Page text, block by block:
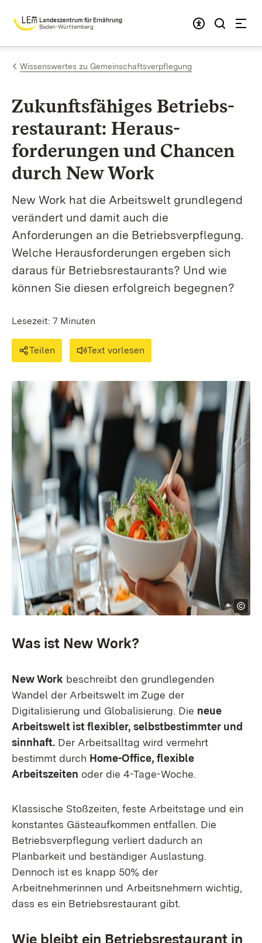
Zum Inhalt springen
Landeszentrum für Ernährung
Baden-Württemberg
Wissenswertes zu Gemeinschaftsverpflegung
Zukunftsfähiges Betriebs­
restau­rant: Heraus­
forderungen und Chancen
durch New Work
New Work hat die Arbeitswelt grundlegend
verändert und damit auch die
Anforderungen an die Betriebsverpflegung.
Welche Herausforderungen ergeben sich
daraus für Betriebsrestaurants? Und wie
können Sie diesen erfolgreich begegnen?
Lesezeit: 7 Minuten
Teilen Text vorlesen
Was ist New Work?
New Work beschreibt den grundlegenden
Wandel der Arbeitswelt im Zuge der
Digitalisierung und Globalisierung. Die neue
Arbeitswelt ist flexibler, selbstbestimmter und
sinnhaft. Der Arbeitsalltag wird vermehrt
bestimmt durch Home-Office, flexible
Arbeitszeiten oder die 4-Tage-Woche.
Klassische Stoßzeiten, feste Arbeitstage und ein
konstantes Gästeaufkommen entfallen. Die
Betriebsverpflegung verliert dadurch an
Planbarkeit und beständiger Auslastung.
Dennoch ist es knapp 50% der
Arbeitnehmerinnen und Arbeitsnehmern wichtig,
dass es ein Betriebsrestaurant gibt.
Wie bleibt ein Betriebsrestaurant in